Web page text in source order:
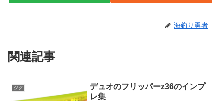
海釣り勇者
関連記事
ジグ
デュオのフリッパーz36のインプ
レ集